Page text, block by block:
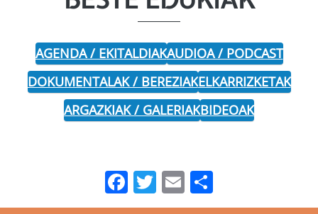
AGENDA / EKITALDIAKAUDIOA / PODCAST
DOKUMENTALAK / BEREZIAKELKARRIZKETAK
ARGAZKIAK / GALERIAKBIDEOAK
Facebook
Twitter
Email